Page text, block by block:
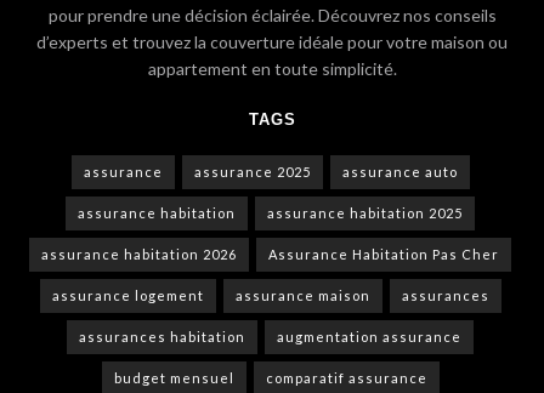
pour prendre une décision éclairée. Découvrez nos conseils
d’experts et trouvez la couverture idéale pour votre maison ou
appartement en toute simplicité.
TAGS
assurance assurance 2025 assurance auto
assurance habitation assurance habitation 2025
assurance habitation 2026 Assurance Habitation Pas Cher
assurance logement assurance maison assurances
assurances habitation augmentation assurance
budget mensuel comparatif assurance